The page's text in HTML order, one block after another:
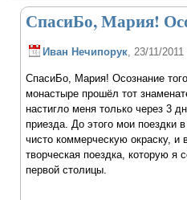
СпасиБо, Мария!
Иван Нечипорук, 23/11/
СпасиБо, Мария! Осознание
монастыре прошёл тот
настигло меня только через 3
приезда. До этого мои поездки
чисто коммерческую окраску, и
творческая поездка, которую
первой столицы.